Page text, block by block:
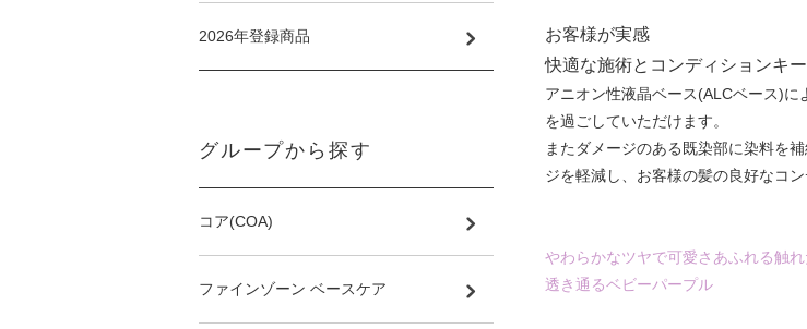
お客様が実感
快適な施術とコンディションキ
アニオン性液晶ベース(ALCベース)
を過ごしていただけます。
またダメージのある既染部に染料を
ジを軽減し、お客様の髪の良好なコ
やわらかなツヤで可愛さあふれる触れ
透き通るベビーパープル
2026年登録商品
グループから探す
コア(COA)
ファインゾーン ベースケア